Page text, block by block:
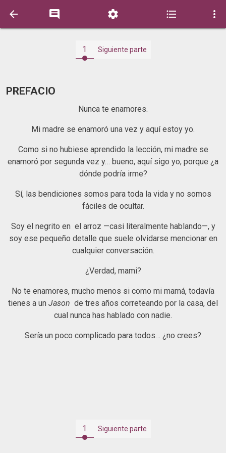
    
1 Siguiente parte
PREFACIO
Nunca te enamores.
Mi madre se enamoró una vez y aquí estoy yo.
Como si no hubiese aprendido la lección, mi madre se
enamoró por segunda vez y… bueno, aquí sigo yo, porque ¿a
dónde podría irme?
Sí, las bendiciones somos para toda la vida y no somos
fáciles de ocultar.
Soy el negrito en el arroz —casi literalmente hablando—, y
soy ese pequeño detalle que suele olvidarse mencionar en
cualquier conversación.
¿Verdad, mami?
No te enamores, mucho menos si como mi mamá, todavía
tienes a un Jason de tres años correteando por la casa, del
cual nunca has hablado con nadie.
Sería un poco complicado para todos… ¿no crees?
1 Siguiente parte